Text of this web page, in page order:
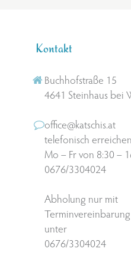
Kontakt
Buchhofstraße 15
4641 Steinhaus bei
office@katschis.at
telefonisch
Mo – Fr von 8:30 –
0676/3304024
Abholung nur mit
Terminvereinbarung
unter
0676/3304024